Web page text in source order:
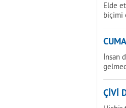
Elde
biçimi
İnsan
ÇİVİ